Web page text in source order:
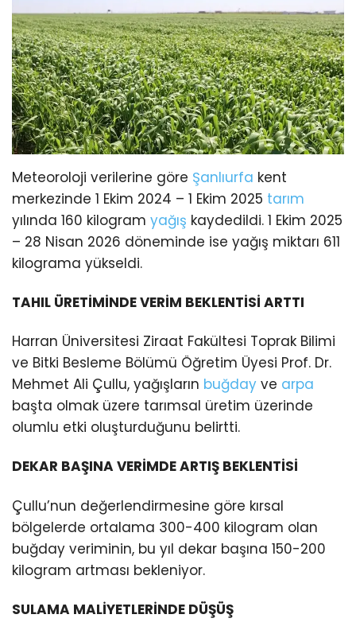
Meteoroloji verilerine göre Şanlıurfa kent
merkezinde 1 Ekim 2024 – 1 Ekim 2025 tarım
yılında 160 kilogram yağış kaydedildi. 1 Ekim 2025
– 28 Nisan 2026 döneminde ise yağış miktarı 611
kilograma yükseldi.
TAHIL ÜRETİMİNDE VERİM BEKLENTİSİ ARTTI
Harran Üniversitesi Ziraat Fakültesi Toprak Bilimi
ve Bitki Besleme Bölümü Öğretim Üyesi Prof. Dr.
Mehmet Ali Çullu, yağışların buğday ve arpa
başta olmak üzere tarımsal üretim üzerinde
olumlu etki oluşturduğunu belirtti.
DEKAR BAŞINA VERİMDE ARTIŞ BEKLENTİSİ
Çullu’nun değerlendirmesine göre kırsal
bölgelerde ortalama 300-400 kilogram olan
buğday veriminin, bu yıl dekar başına 150-200
kilogram artması bekleniyor.
SULAMA MALİYETLERİNDE DÜŞÜŞ